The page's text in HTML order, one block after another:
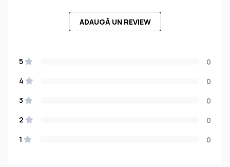
ADAUGĂ UN REVIEW
5
0
4
0
3
0
2
0
1
0